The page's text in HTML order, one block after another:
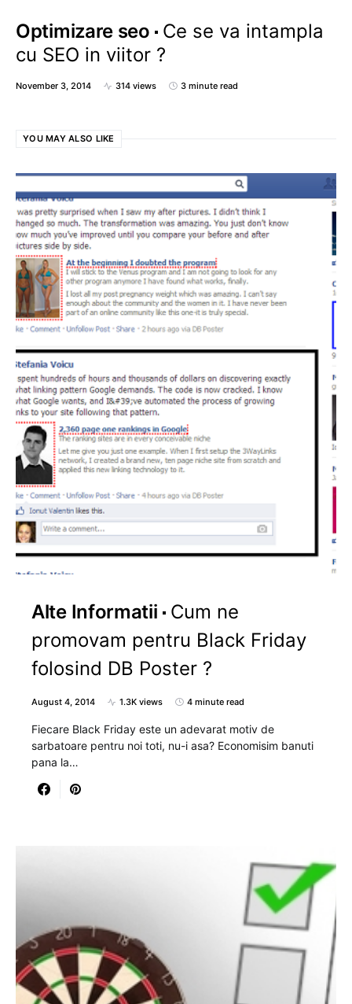
Optimizare seo
Ce se va intampla
cu SEO in viitor ?
November 3, 2014 314 views 3 minute read
YOU MAY ALSO LIKE
Alte Informatii
Cum ne
promovam pentru Black Friday
folosind DB Poster ?
August 4, 2014 1.3K views 4 minute read
Fiecare Black Friday este un adevarat motiv de
sarbatoare pentru noi toti, nu-i asa? Economisim banuti
pana la…